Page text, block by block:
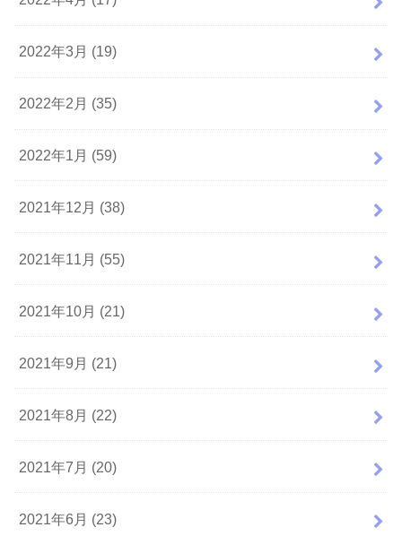
2022年3月 (19)
2022年2月 (35)
2022年1月 (59)
2021年12月 (38)
2021年11月 (55)
2021年10月 (21)
2021年9月 (21)
2021年8月 (22)
2021年7月 (20)
2021年6月 (23)